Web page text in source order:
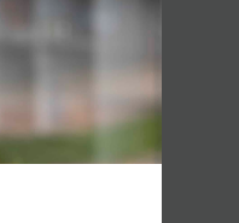
370 Robot
14,70€TTC